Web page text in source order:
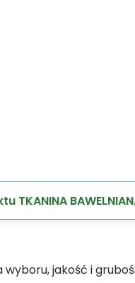
wyboru, jakość i